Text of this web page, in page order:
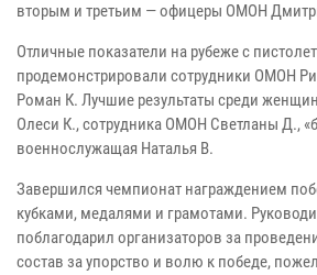
вторым и третьим — офицеры ОМОН
Отличные показатели на рубеже с
продемонстрировали сотрудники ОМОН
Роман К. Лучшие результаты среди
Олеси К., сотрудника ОМОН Светланы Д.,
военнослужащая Наталья В.
Завершился чемпионат награждением
кубками, медалями и грамотами.
поблагодарил организаторов за
состав за упорство и волю к победе,